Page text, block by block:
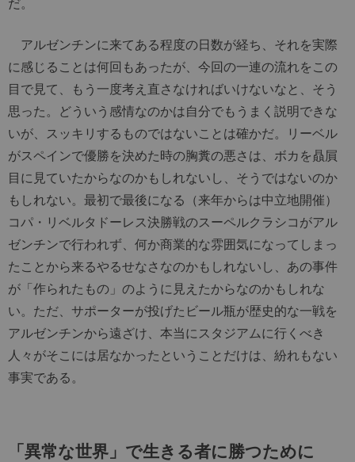
アルゼンチンに来てある程度の日数が経ち、それを実際
に感じることは何回もあったが、今回の一連の流れをこの
目で見て、もう一度考え直さなければいけないなと、そう
思った。どういう感情なのかは自分でもうまく説明できな
いが、スッキリするものではないことは確かだ。リーベル
がスペインで優勝を決めた時の胸糞の悪さは、ボカを贔屓
目に見ていたからなのかもしれないし、そうではないのか
もしれない。最初で最後になる（来年からは中立地開催）
コパ・リベルタドーレス決勝戦のスーペルクラシコがアル
ゼンチンで行われず、何か商業的な雰囲気になってしまっ
たことから来るやるせなさなのかもしれないし、あの事件
が「作られたもの」のように見えたからなのかもしれな
い。ただ、サポーターが投げたビール瓶が歴史的な一戦を
アルゼンチンから遠ざけ、本当にスタジアムに行くべき
人々がそこには居なかったということだけは、紛れもない
事実である。
「異常な世界」で生きる者に勝つために